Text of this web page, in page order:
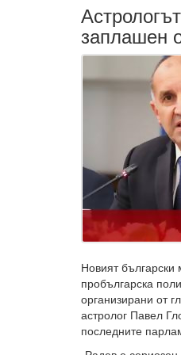
заплашен
Новият
пробългарска
организирани от
астролог Павел
последните